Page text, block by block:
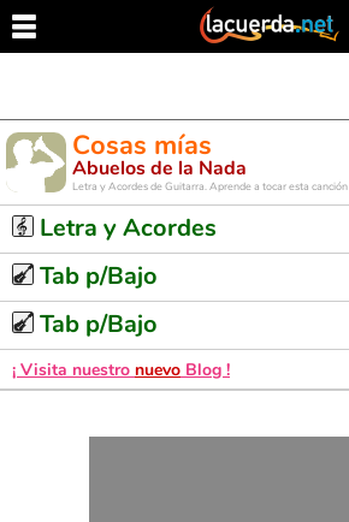
Cosas mías
Abuelos de la Nada
Letra y Acordes de Guitarra. Aprende a tocar esta canción
Letra y Acordes
Tab p/Bajo
Tab p/Bajo
¡ Visita nuestro nuevo Blog !